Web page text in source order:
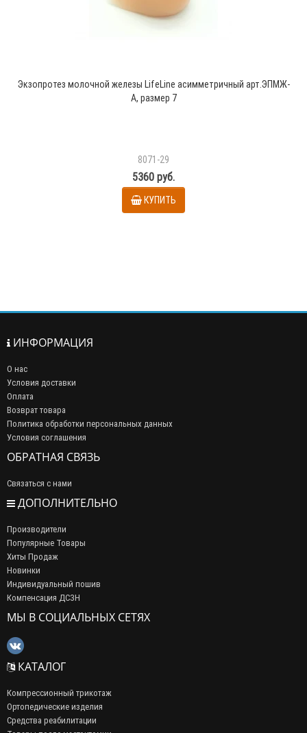
Экзопротез молочной железы LifeLine асимметричный арт.ЭПМЖ-
А, размер 7
8071-29
5360 руб.
КУПИТЬ
ИНФОРМАЦИЯ
О нас
Условия доставки
Оплата
Возврат товара
Политика обработки персональных данных
Условия соглашения
ОБРАТНАЯ СВЯЗЬ
Связаться с нами
ДОПОЛНИТЕЛЬНО
Производители
Популярные Товары
Хиты Продаж
Новинки
Индивидуальный пошив
Компенсация ДСЗН
МЫ В СОЦИАЛЬНЫХ СЕТЯХ
КАТАЛОГ
Компрессионный трикотаж
Ортопедические изделия
Средства реабилитации